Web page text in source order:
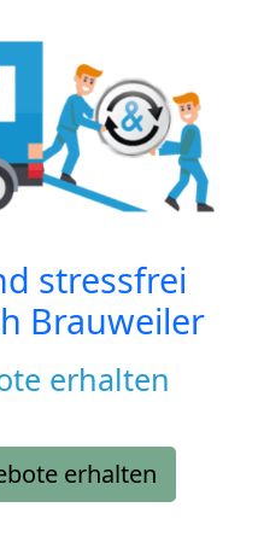
stressfrei
Brauweiler
erhalten
erhalten